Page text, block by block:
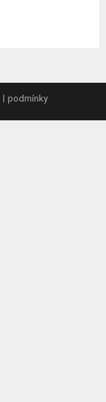
podmínky